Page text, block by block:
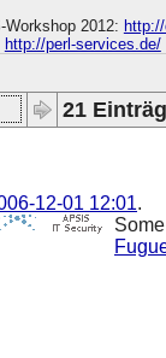
Workshop 2012:
http://perl-services.de/
21
12-01 12:01.